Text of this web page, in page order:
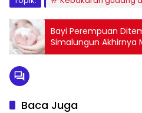
Bayi Perempuan
Simalungun Akhirnya
Baca Juga